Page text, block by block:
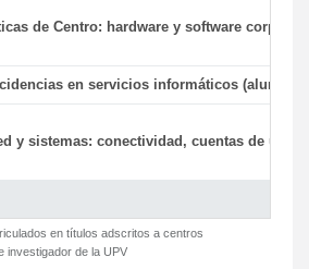
de Centro: hardware y software
en servicios informáticos (alumnos)
y sistemas: conectividad, cuentas de
en títulos adscritos a centros
investigador de la UPV